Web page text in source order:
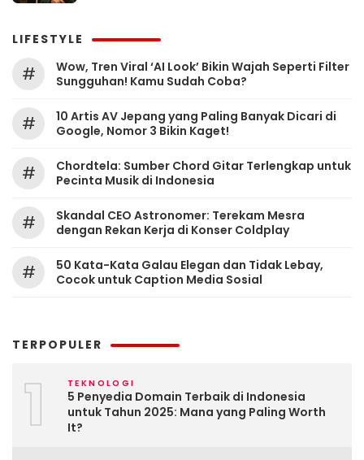
LIFESTYLE
#
Wow, Tren Viral ‘AI Look’ Bikin Wajah Seperti Filter
Sungguhan! Kamu Sudah Coba?
#
10 Artis AV Jepang yang Paling Banyak Dicari di
Google, Nomor 3 Bikin Kaget!
#
Chordtela: Sumber Chord Gitar Terlengkap untuk
Pecinta Musik di Indonesia
#
Skandal CEO Astronomer: Terekam Mesra
dengan Rekan Kerja di Konser Coldplay
#
50 Kata-Kata Galau Elegan dan Tidak Lebay,
Cocok untuk Caption Media Sosial
TERPOPULER
1 TEKNOLOGI
5 Penyedia Domain Terbaik di Indonesia
untuk Tahun 2025: Mana yang Paling Worth
It?